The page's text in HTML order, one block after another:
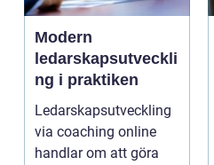
Modern
ledarskapsutveckli
ng i praktiken
Ledarskapsutveckling
via coaching online
handlar om att göra